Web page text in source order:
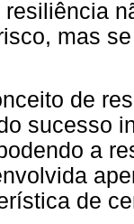
mas
de
sucesso
a
de